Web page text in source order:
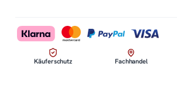
Käuferschutz Fachhandel